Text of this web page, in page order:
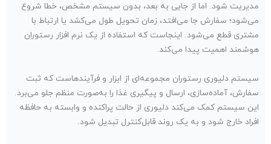
مدیریت شود. اما از جایی به بعد، بدون سیستم مشخص، خطا شروع
می‌شود؛ سفارش جا می‌افتد، زمان تحویل طول می‌کشد یا ارتباط با
مشتری قطع می‌شود. اینجاست که استفاده از یک نرم افزار رستوران
هوشمند اهمیت پیدا می‌کند.
سیستم دلیوری رستوران مجموعه‌ای از ابزار و فرآیندهاست که ثبت
سفارش، آماده‌سازی، ارسال و پیگیری غذا را به‌صورت منظم جلو می‌برد.
این سیستم کمک می‌کند دلیوری از حالت پراکنده و وابسته به حافظه
افراد خارج شود و به یک روند قابل‌کنترل تبدیل شود.